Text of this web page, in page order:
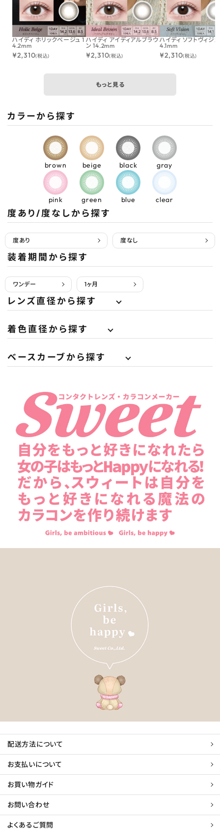
ハイディ ホリックベージュ 1
4.2mm
¥2,310(税込)
ハイディ アイディアルブラウ
ン 14.2mm
¥2,310(税込)
ハイディ ソフトヴィジ
4.1mm
¥2,310(税込)
もっと見る
カラーから探す
brown beige black gray
pink green blue clear
度あり/度なしから探す
度あり 度なし
装着期間から探す
ワンデー 1ヶ月
レンズ直径から探す
着色直径から探す
ベースカーブから探す
配送方法について
お支払いについて
お買い物ガイド
お問い合わせ
よくあるご質問